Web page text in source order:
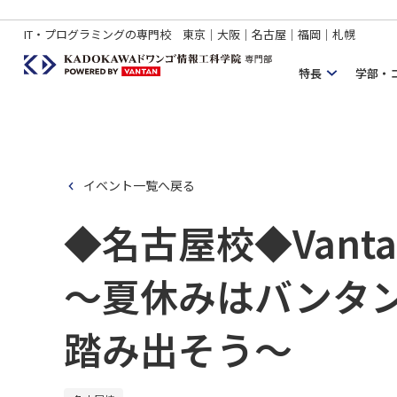
IT・プログラミングの専門校 東京｜大阪｜名古屋｜福岡｜札幌
特長 学部・
イベント一覧へ戻る
◆名古屋校
～夏休みはバンタ
踏み出そう～